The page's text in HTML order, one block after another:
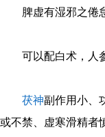
脾虚有湿邪之倦
可以配白术，人
茯神副作用小、
或不禁、虚寒滑精者